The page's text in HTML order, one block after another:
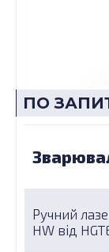
ПО
Ручний
HW від